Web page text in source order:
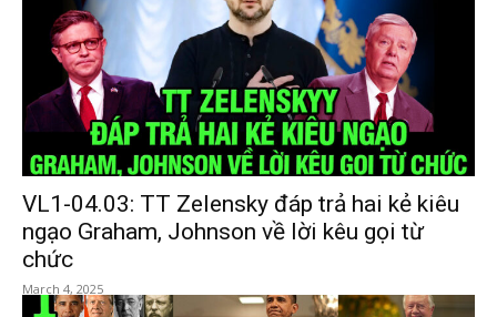
VL1-04.03: TT Zelensky đáp trả hai kẻ kiêu
ngạo Graham, Johnson về lời kêu gọi từ
chức
March 4, 2025